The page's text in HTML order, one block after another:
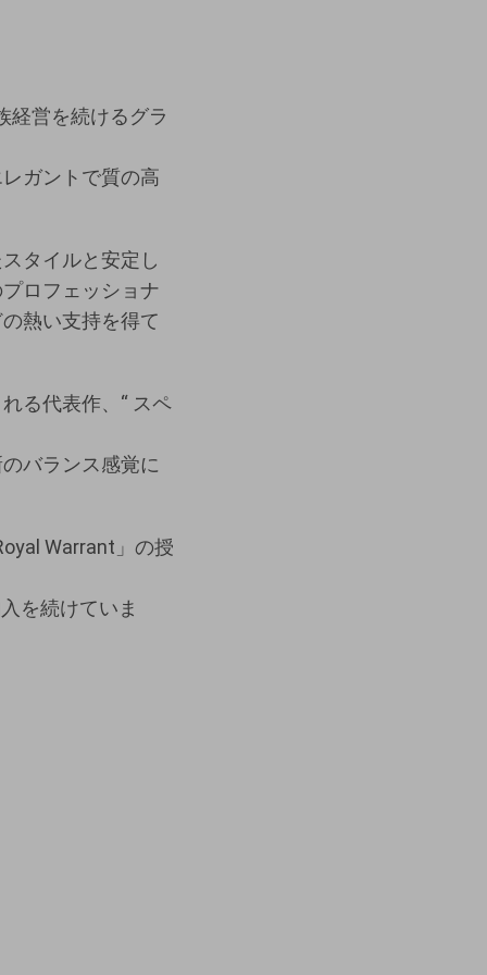
経営を続けるグラ
ガントで質の高
タイルと安定し
ロフェッショナ
熱い支持を得て
る代表作、“ スペ
バランス感覚に
Warrant」の授
を続けていま